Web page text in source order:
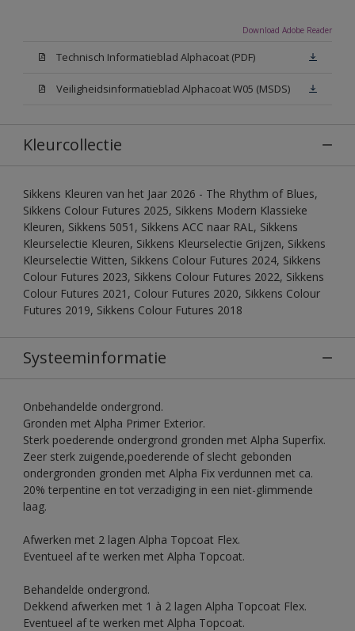
Download Adobe Reader
Technisch Informatieblad Alphacoat (PDF)
Veiligheidsinformatieblad Alphacoat W05 (MSDS)
Kleurcollectie
Sikkens Kleuren van het Jaar 2026 - The Rhythm of Blues,
Sikkens Colour Futures 2025, Sikkens Modern Klassieke
Kleuren, Sikkens 5051, Sikkens ACC naar RAL, Sikkens
Kleurselectie Kleuren, Sikkens Kleurselectie Grijzen, Sikkens
Kleurselectie Witten, Sikkens Colour Futures 2024, Sikkens
Colour Futures 2023, Sikkens Colour Futures 2022, Sikkens
Colour Futures 2021, Colour Futures 2020, Sikkens Colour
Futures 2019, Sikkens Colour Futures 2018
Systeeminformatie
Onbehandelde ondergrond.
Gronden met Alpha Primer Exterior.
Sterk poederende ondergrond gronden met Alpha Superfix.
Zeer sterk zuigende,poederende of slecht gebonden
ondergronden gronden met Alpha Fix verdunnen met ca.
20% terpentine en tot verzadiging in een niet-glimmende
laag.
Afwerken met 2 lagen Alpha Topcoat Flex.
Eventueel af te werken met Alpha Topcoat.
Behandelde ondergrond.
Dekkend afwerken met 1 à 2 lagen Alpha Topcoat Flex.
Eventueel af te werken met Alpha Topcoat.